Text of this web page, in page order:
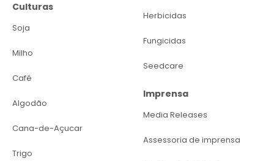
Culturas
Soja
Milho
Café
Algodão
Cana-de-Açucar
Trigo
Herbicidas
Fungicidas
Seedcare
Imprensa
Media Releases
Assessoria de imprensa